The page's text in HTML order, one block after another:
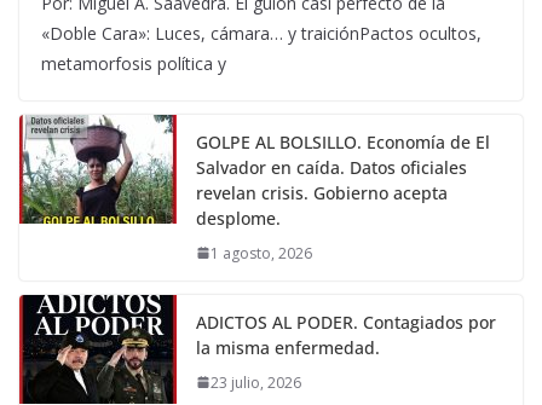
«Doble Cara»: Luces, cámara… y traiciónPactos ocultos,
metamorfosis política y
GOLPE AL BOLSILLO. Economía de El
Salvador en caída. Datos oficiales
revelan crisis. Gobierno acepta
desplome.
1 agosto, 2026
ADICTOS AL PODER. Contagiados por
la misma enfermedad.
23 julio, 2026